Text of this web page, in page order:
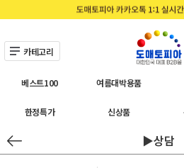
카테고리
베스트100 여름대박용품
한정특가 신상품
▶상담